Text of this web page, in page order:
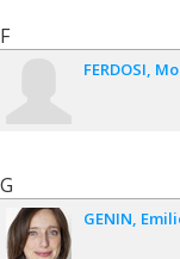
F
FERDOSI
G
GENIN